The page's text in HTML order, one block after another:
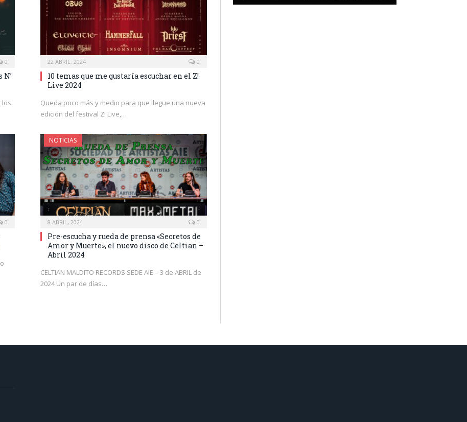
0
los
22 ABRIL, 2024 0
10 temas que me gustaría escuchar en el Z!
Live 2024
Queda poco más y medio para que llegue una nueva
edición del festival Z! Live,…
0
NOTICIAS
8 ABRIL, 2024 0
Pre-escucha y rueda de prensa «Secretos de
Amor y Muerte», el nuevo disco de Celtian –
Abril 2024
CELTIAN MALDITO RECORDS SEDE AIE – 3 de ABRIL de
2024 Un par de días…